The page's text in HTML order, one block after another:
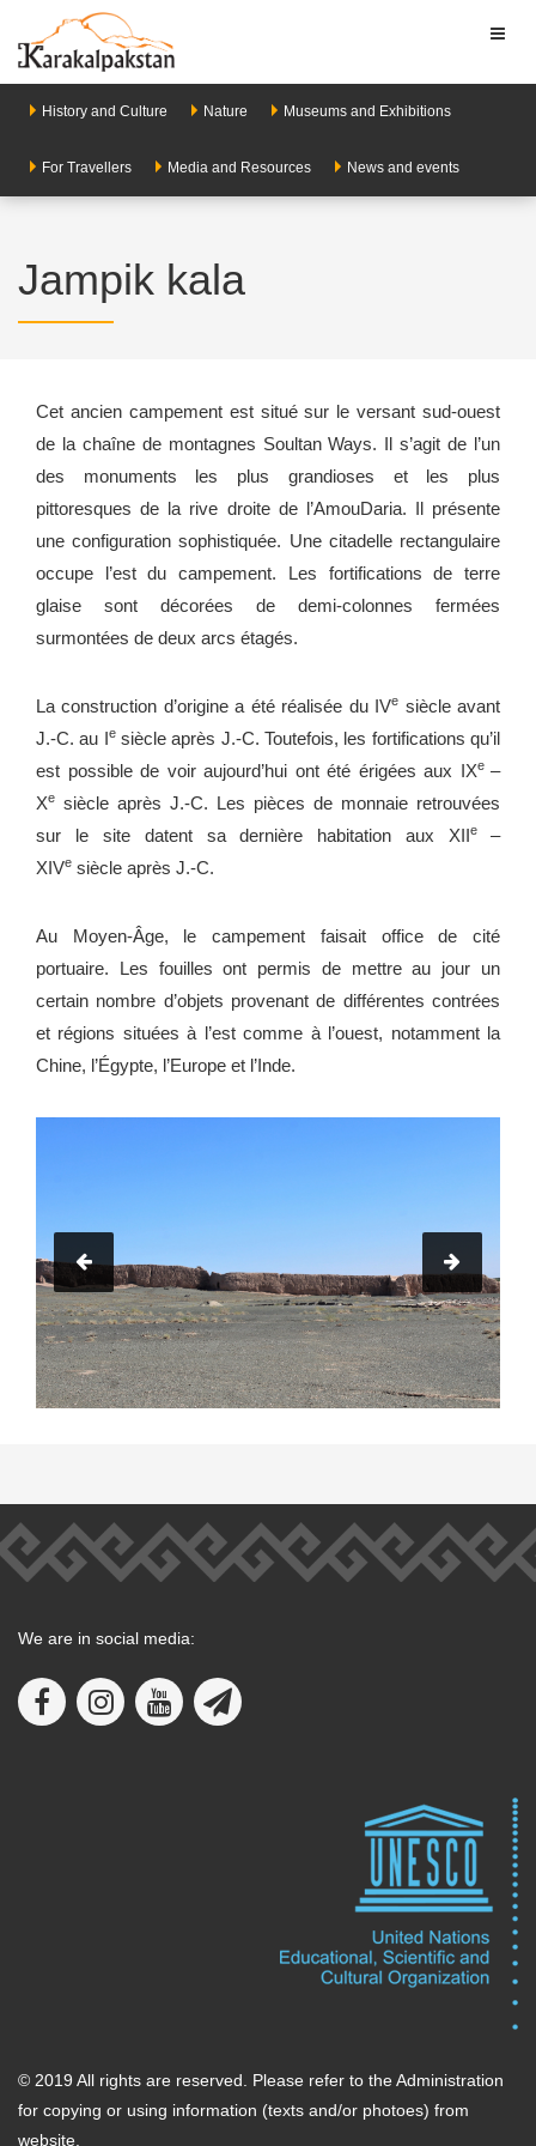
History and Culture Nature Museums and Exhibitions
For Travellers Media and Resources News and events
Jampik kala
Cet ancien campement est situé sur le versant sud-ouest
de la chaîne de montagnes Soultan Ways. Il s’agit de l’un
des monuments les plus grandioses et les plus
pittoresques de la rive droite de l’Amou­Daria. Il présente
une configuration sophistiquée. Une citadelle rectangulaire
occupe l’est du campement. Les fortifications de terre
glaise sont décorées de demi-colonnes fermées
surmontées de deux arcs étagés.
La construction d’origine a été réalisée du IVe siècle avant
J.-C. au Iesiècle après J.-C. Toutefois, les fortifications qu’il
est possible de voir aujourd’hui ont été érigées aux IXe –
Xe siècle après J.-C. Les pièces de monnaie retrouvées
sur le site datent sa dernière habitation aux XIIe –
XIVe siècle après J.-C.
Au Moyen-Âge, le campement faisait office de cité
portuaire. Les fouilles ont permis de mettre au jour un
certain nombre d’objets provenant de différentes contrées
et régions situées à l’est comme à l’ouest, notamment la
Chine, l’Égypte, l’Europe et l’Inde.
We are in social media:
© 2019 All rights are reserved. Please refer to the Administration
for copying or using information (texts and/or photoes) from
website.